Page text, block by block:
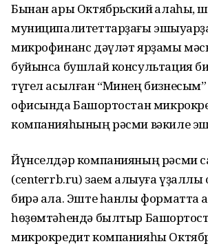
Бынан ары Октябрьский ҡалаһы,
муниципалитеттарҙағы
микрофинанс дәүләт ярҙамы
буйынса бушлай консультация
түгел асылған “Минең бизнесым”
офисында Башҡортостан
компанияһының рәсми вәкиле
Йүнселдәр компанияның рәсми
(centerrb.ru) заем алыуға үҙаллы
бирә ала. Эште һанлы форматта
һөҙөмтәһендә былтыр
микрокредит компанияһы